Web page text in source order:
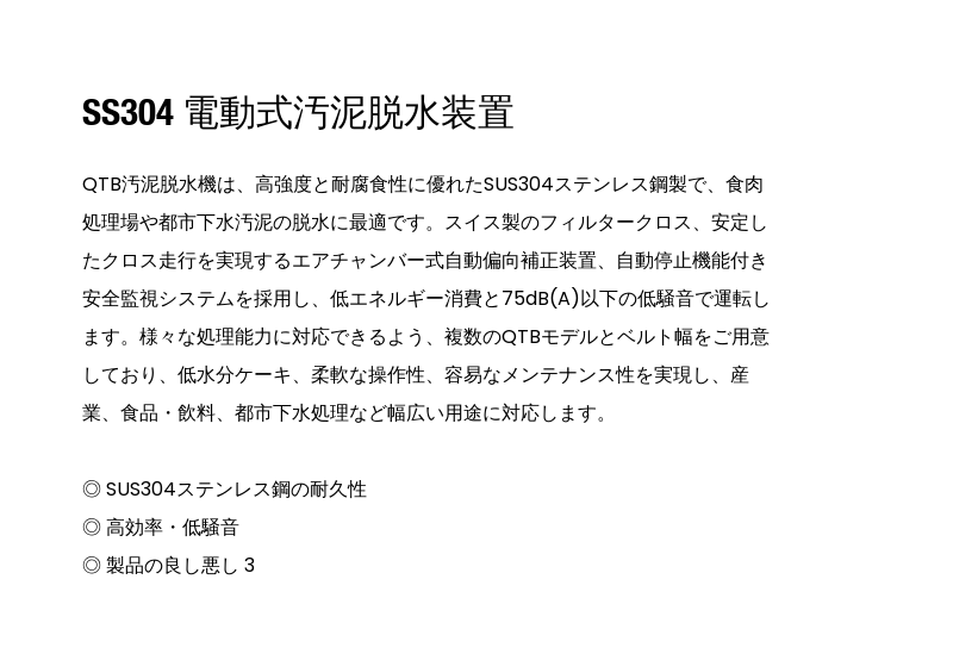
SS304 電動式汚泥脱水装置
QTB汚泥脱水機は、高強度と耐腐食性に優れたSUS304ステンレス鋼製で、食肉
処理場や都市下水汚泥の脱水に最適です。スイス製のフィルタークロス、安定し
たクロス走行を実現するエアチャンバー式自動偏向補正装置、自動停止機能付き
安全監視システムを採用し、低エネルギー消費と75dB(A)以下の低騒音で運転し
ます。様々な処理能力に対応できるよう、複数のQTBモデルとベルト幅をご用意
しており、低水分ケーキ、柔軟な操作性、容易なメンテナンス性を実現し、産
業、食品・飲料、都市下水処理など幅広い用途に対応します。
◎ SUS304ステンレス鋼の耐久性
◎ 高効率・低騒音
◎ 製品の良し悪し 3